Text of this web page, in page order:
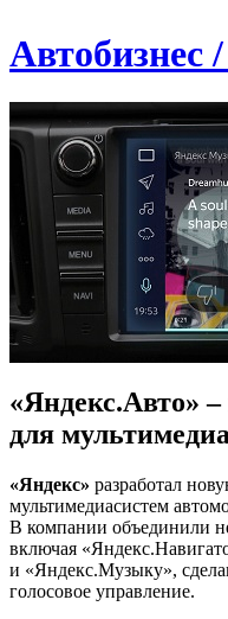
Автобизнес
«Яндекс.Авто»
для мультимедиа
«Яндекс» разработал
мультимедиасистем
В компании объединили
включая
и «Яндекс.Музыку»,
голосовое управление.